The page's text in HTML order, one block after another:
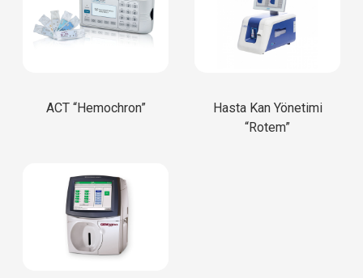
ACT “Hemochron”
Hasta Kan Yönetimi
“Rotem”